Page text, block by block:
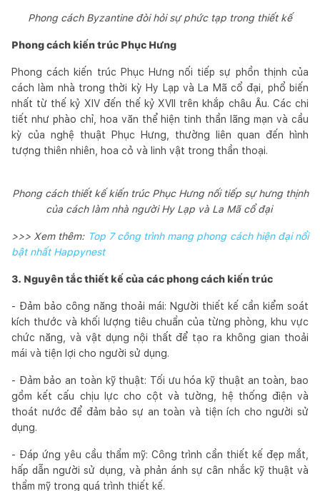
Phong cách Byzantine đòi hỏi sự phức tạp trong thiết kế
Phong cách kiến trúc Phục Hưng
Phong cách kiến trúc Phục Hưng nối tiếp sự phồn thịnh của
cách làm nhà trong thời kỳ Hy Lạp và La Mã cổ đại, phổ biến
nhất từ thế kỷ XIV đến thế kỷ XVII trên khắp châu Âu. Các chi
tiết như phào chỉ, hoa văn thể hiện tinh thần lãng mạn và cầu
kỳ của nghệ thuật Phục Hưng, thường liên quan đến hình
tượng thiên nhiên, hoa cỏ và linh vật trong thần thoại.
Phong cách thiết kế kiến trúc Phục Hưng nối tiếp sự hưng thịnh
của cách làm nhà người Hy Lạp và La Mã cổ đại
>>> Xem thêm: Top 7 công trình mang phong cách hiện đại nổi
bật nhất Happynest
3. Nguyên tắc thiết kế của các phong cách kiến trúc
- Đảm bảo công năng thoải mái: Người thiết kế cần kiểm soát
kích thước và khối lượng tiêu chuẩn của từng phòng, khu vực
chức năng, và vật dụng nội thất để tạo ra không gian thoải
mái và tiện lợi cho người sử dụng.
- Đảm bảo an toàn kỹ thuật: Tối ưu hóa kỹ thuật an toàn, bao
gồm kết cấu chịu lực cho cột và tường, hệ thống điện và
thoát nước để đảm bảo sự an toàn và tiện ích cho người sử
dụng.
- Đáp ứng yêu cầu thẩm mỹ: Công trình cần thiết kế đẹp mắt,
hấp dẫn người sử dụng, và phản ánh sự cân nhắc kỹ thuật và
thẩm mỹ trong quá trình thiết kế.